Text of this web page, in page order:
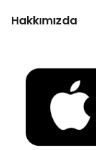
Hakkımızda